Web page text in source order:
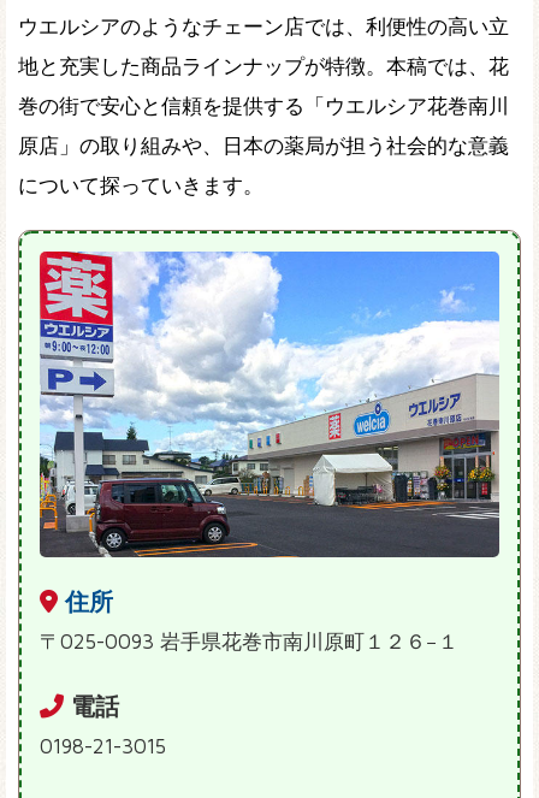
ウエルシアのようなチェーン店では、利便性の高い立
地と充実した商品ラインナップが特徴。本稿では、花
巻の街で安心と信頼を提供する「ウエルシア花巻南川
原店」の取り組みや、日本の薬局が担う社会的な意義
について探っていきます。
住所
〒025-0093 岩手県花巻市南川原町１２６−１
電話
0198-21-3015